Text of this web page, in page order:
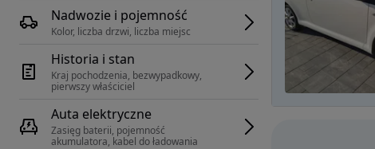
Nadwozie i pojemność
Kolor, liczba drzwi, liczba miejsc
Historia i stan
Kraj pochodzenia, bezwypadkowy,
pierwszy właściciel
Auta elektryczne
Zasięg baterii, pojemność
akumulatora, kabel do ładowania